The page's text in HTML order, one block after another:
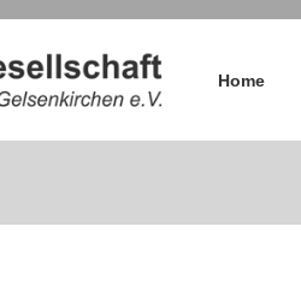
Home